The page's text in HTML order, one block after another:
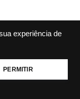
experiência de
PERMITIR